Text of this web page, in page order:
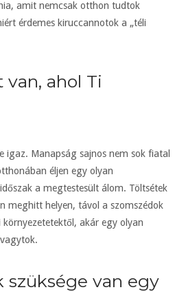
amit nemcsak otthon tudtok
érdemes kiruccannotok a „téli
ahol Ti
igaz. Manapság sajnos nem sok fiatal
éljen egy olyan
a megtestesült álom. Töltsétek
meghitt helyen, távol a szomszédok
akár egy olyan
szüksége van egy